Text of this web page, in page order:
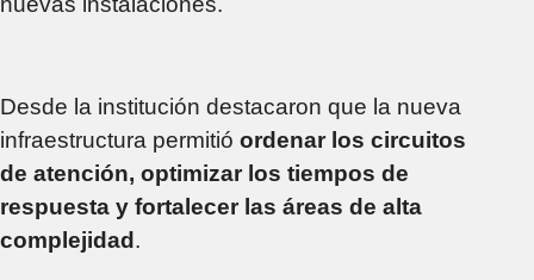
Desde la institución destacaron que la nueva
infraestructura permitió ordenar los circuitos
de atención, optimizar los tiempos de
respuesta y fortalecer las áreas de alta
complejidad .